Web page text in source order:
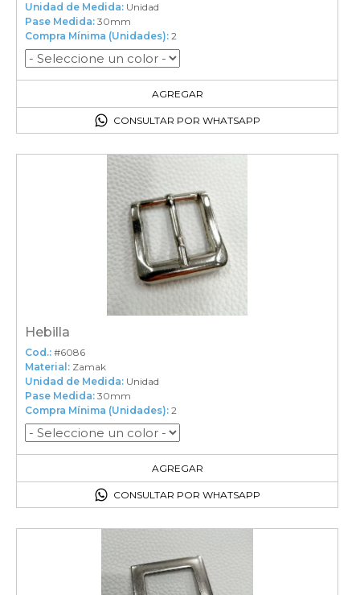
Unidad de Medida: Unidad
Pase Medida: 30mm
Compra Mínima (Unidades): 2
AGREGAR
2en el carrito
CONSULTAR POR WHATSAPP
Hebilla
Cod.: #6086
Material: Zamak
Unidad de Medida: Unidad
Pase Medida: 30mm
Compra Mínima (Unidades): 2
AGREGAR
2en el carrito
CONSULTAR POR WHATSAPP